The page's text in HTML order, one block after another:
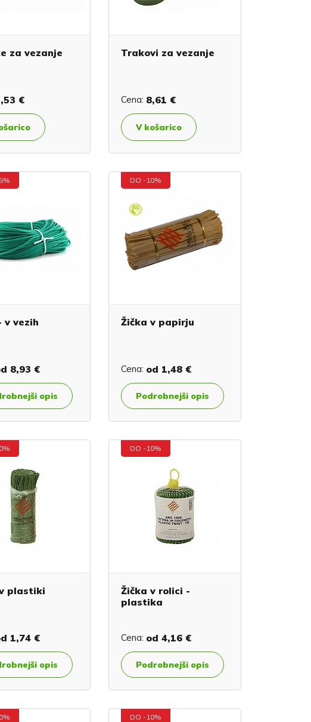
za vezanje
€
Trakovi za vezanje
Cena: 8,61 €
V košarico
v vezih
8,93 €
opis
DO -10%
Žička v papirju
Cena: od 1,48 €
Podrobnejši opis
plastiki
1,74 €
opis
DO -10%
Žička v rolici -
plastika
Cena: od 4,16 €
Podrobnejši opis
DO -10%